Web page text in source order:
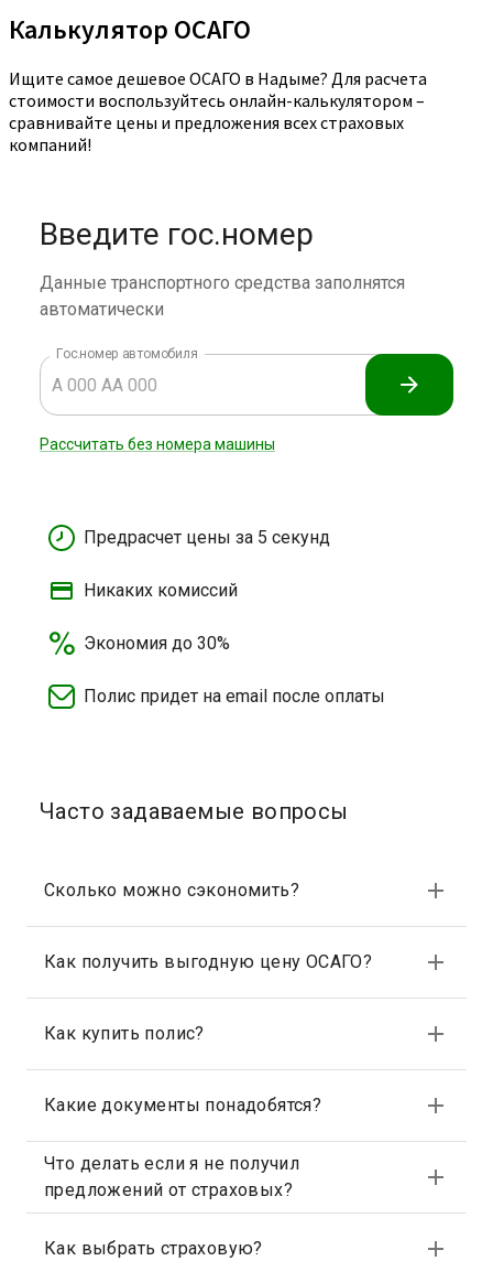
Калькулятор ОСАГО
Ищите самое дешевое ОСАГО в Надыме? Для расчета
стоимости воспользуйтесь онлайн-калькулятором –
сравнивайте цены и предложения всех страховых
компаний!